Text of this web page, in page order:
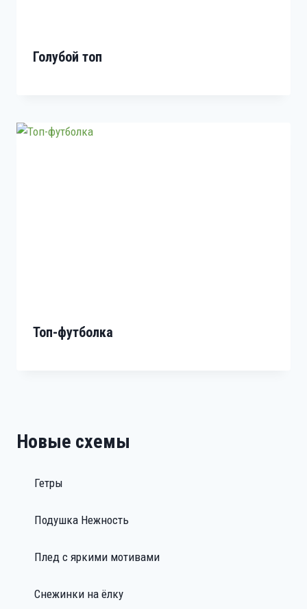
Голубой топ
Топ-футболка
Новые схемы
Гетры
Подушка Нежность
Плед с яркими мотивами
Снежинки на ёлку